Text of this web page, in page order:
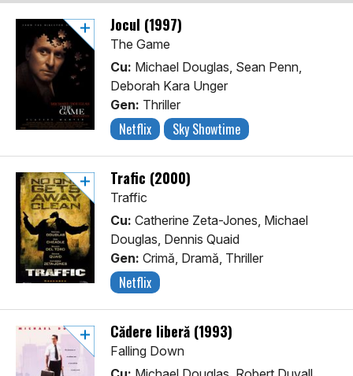
Jocul (1997)
The Game
Cu: Michael Douglas, Sean Penn,
Deborah Kara Unger
Gen: Thriller
Netflix Sky Showtime
Trafic (2000)
Traffic
Cu: Catherine Zeta-Jones, Michael
Douglas, Dennis Quaid
Gen: Crimă, Dramă, Thriller
Netflix
Cădere liberă (1993)
Falling Down